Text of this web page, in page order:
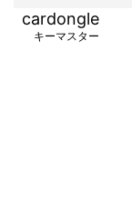
cardongle
キーマスター